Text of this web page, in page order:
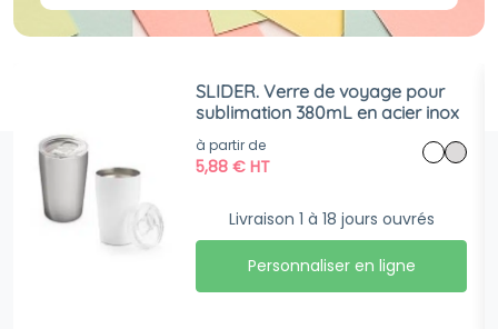
SLIDER. Verre de voyage pour
sublimation 380mL en acier inox
à partir de
5,88€ HT
Livraison 1 à 18 jours ouvrés
Personnaliser en ligne